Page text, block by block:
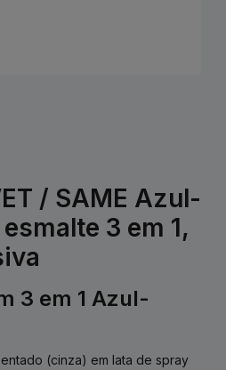
/ SAME Azul-
3 em 1,
3 em 1 Azul-
(cinza) em lata de spray